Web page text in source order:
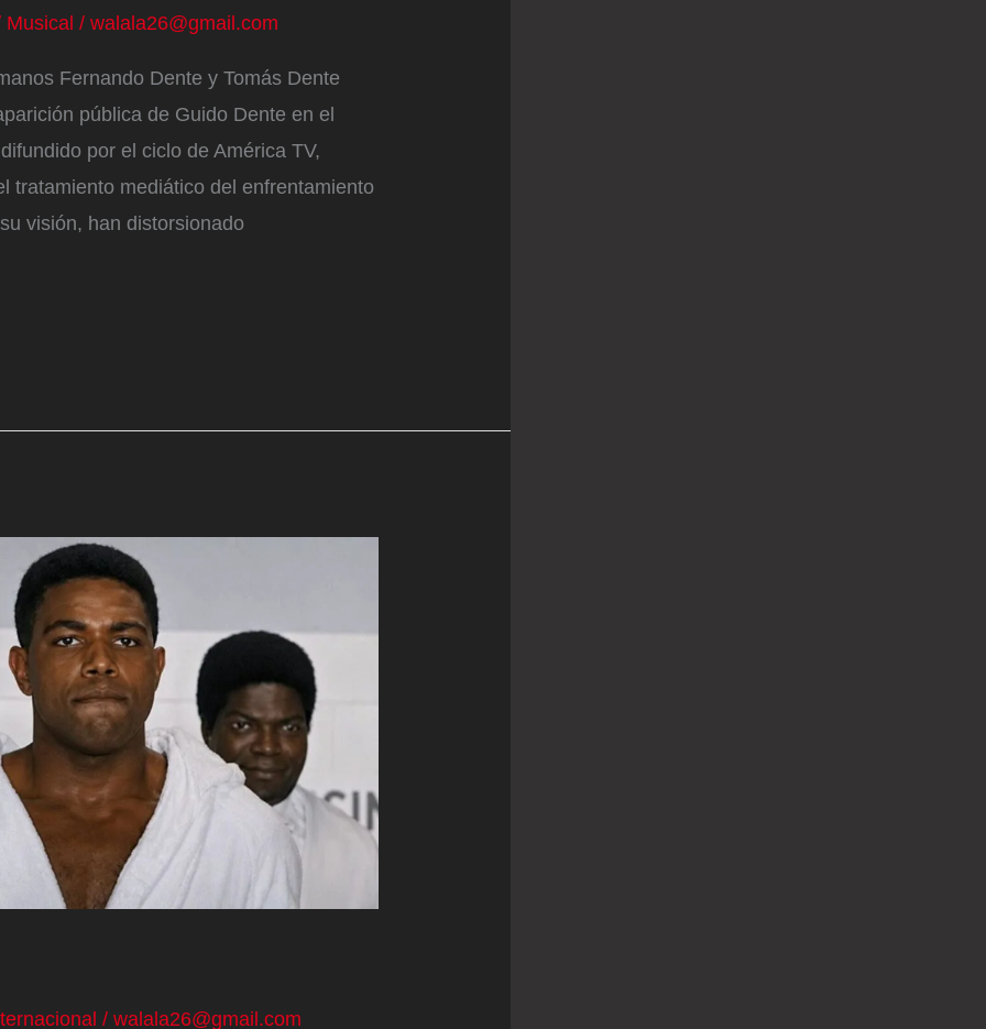
Musical / walala26@gmail.com
Fernando Dente y Tomás Dente
pública de Guido Dente en el
por el ciclo de América TV,
tratamiento mediático del enfrentamiento
visión, han distorsionado
/ walala26@gmail.com